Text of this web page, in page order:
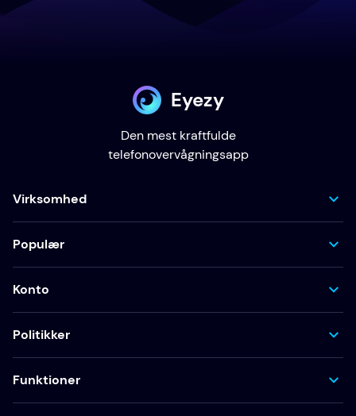
Eyezy
Den mest kraftfulde
telefonovervågningsapp
Virksomhed
Populær
Konto
Politikker
Funktioner